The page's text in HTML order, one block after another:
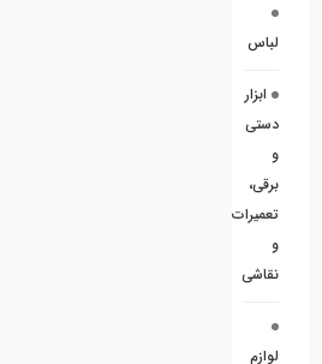
لباس
ابزار
دستی
و
برقی،
تعمیرات
و
نقاشی
لوازم